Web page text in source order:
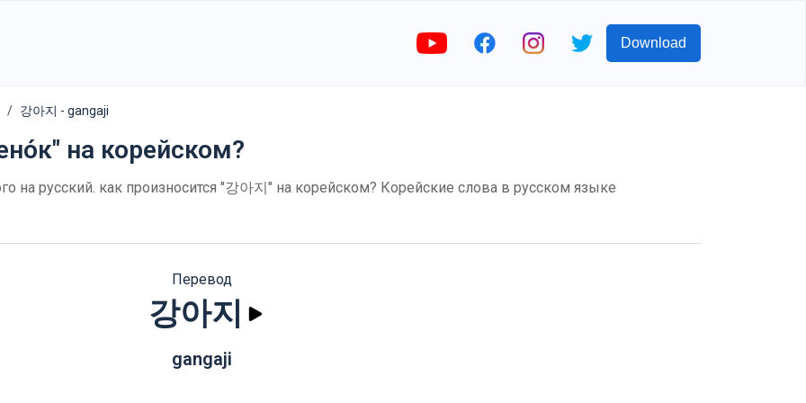
Download
강아지 - gangaji
на корейском?
на русский. как произносится "강아지" на корейском? Корейские слова в русском языке
Перевод
강아지
gangaji